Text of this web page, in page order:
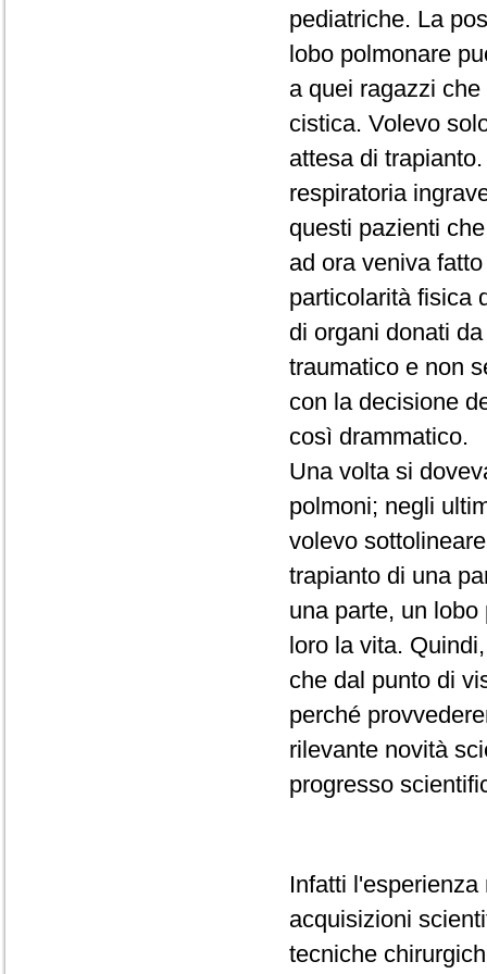
pediatriche. La
lobo polmonare
a quei ragazzi
cistica. Volevo
attesa di
respiratoria
questi pazienti
ad ora veniva
particolarità fisica
di organi donati
traumatico e non
con la decisione
così drammatico.
Una volta si
polmoni; negli
volevo
trapianto di una
una parte, un
loro la vita.
che dal punto di
perché
rilevante novità
progresso
Infatti
acquisizioni
tecniche